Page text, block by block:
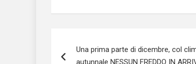
articoli
Una prima parte di dicembre, col
autunnale NESSUN FREDDO IN